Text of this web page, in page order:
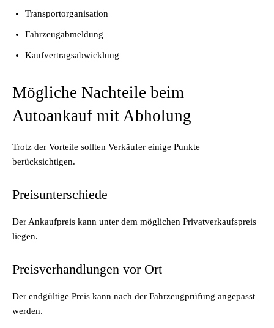
Transportorganisation
Fahrzeugabmeldung
Kaufvertragsabwicklung
Mögliche Nachteile beim
Autoankauf mit Abholung
Trotz der Vorteile sollten Verkäufer einige Punkte
berücksichtigen.
Preisunterschiede
Der Ankaufpreis kann unter dem möglichen Privatverkaufspreis
liegen.
Preisverhandlungen vor Ort
Der endgültige Preis kann nach der Fahrzeugprüfung angepasst
werden.